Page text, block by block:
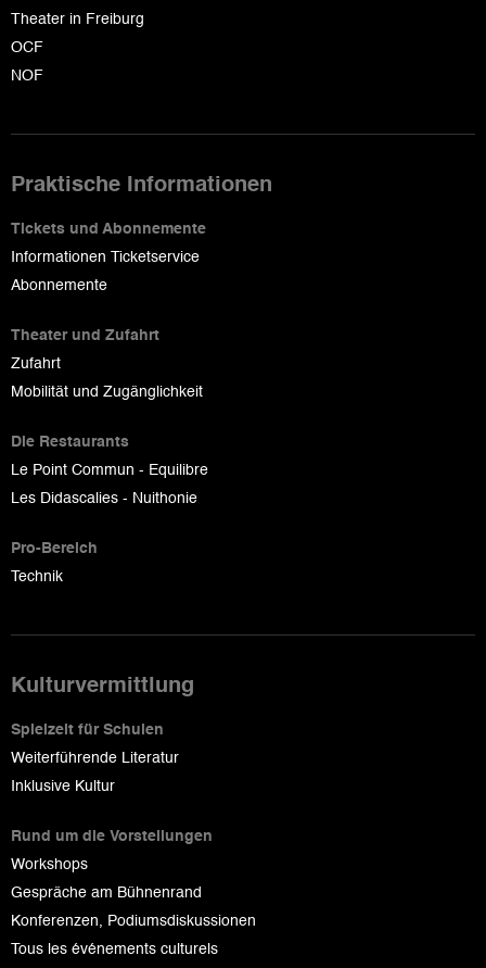
Theater in Freiburg
OCF
NOF
Praktische Informationen
Tickets und Abonnemente
Informationen Ticketservice
Abonnemente
Theater und Zufahrt
Zufahrt
Mobilität und Zugänglichkeit
Die Restaurants
Le Point Commun - Equilibre
Les Didascalies - Nuithonie
Pro-Bereich
Technik
Kulturvermittlung
Spielzeit für Schulen
Weiterführende Literatur
Inklusive Kultur
Rund um die Vorstellungen
Workshops
Gespräche am Bühnenrand
Konferenzen, Podiumsdiskussionen
Tous les événements culturels